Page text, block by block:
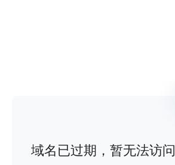
域名已过期，暂无法访问